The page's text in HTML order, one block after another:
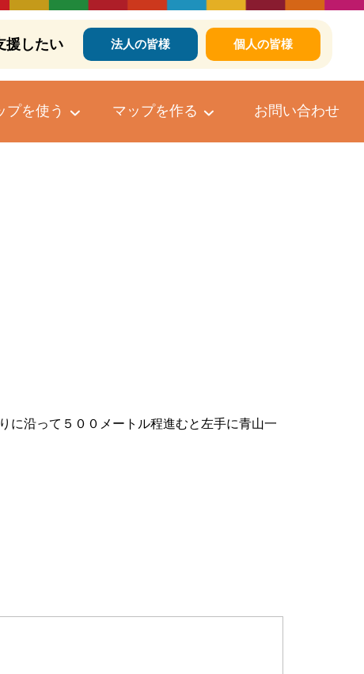
援したい 法人の皆様 個人の皆様
プを使う マップを作る お問い合わせ
に沿って５００メートル程進むと左手に青山一